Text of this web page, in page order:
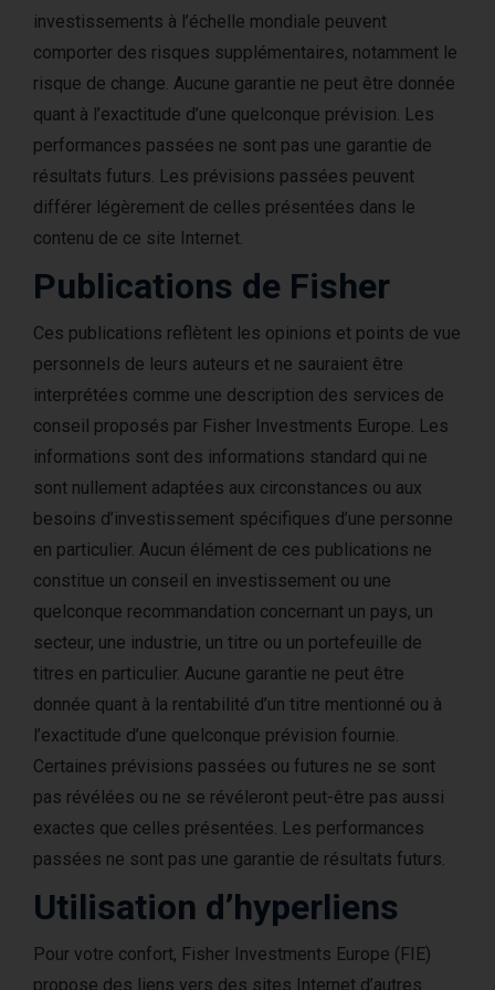
investissements à l’échelle mondiale peuvent
comporter des risques supplémentaires, notamment le
risque de change. Aucune garantie ne peut être donnée
quant à l’exactitude d’une quelconque prévision. Les
performances passées ne sont pas une garantie de
résultats futurs. Les prévisions passées peuvent
différer légèrement de celles présentées dans le
contenu de ce site Internet.
Publications de Fisher
Ces publications reflètent les opinions et points de vue
personnels de leurs auteurs et ne sauraient être
interprétées comme une description des services de
conseil proposés par Fisher Investments Europe. Les
informations sont des informations standard qui ne
sont nullement adaptées aux circonstances ou aux
besoins d’investissement spécifiques d’une personne
en particulier. Aucun élément de ces publications ne
constitue un conseil en investissement ou une
quelconque recommandation concernant un pays, un
secteur, une industrie, un titre ou un portefeuille de
titres en particulier. Aucune garantie ne peut être
donnée quant à la rentabilité d’un titre mentionné ou à
l’exactitude d’une quelconque prévision fournie.
Certaines prévisions passées ou futures ne se sont
pas révélées ou ne se révéleront peut-être pas aussi
exactes que celles présentées. Les performances
passées ne sont pas une garantie de résultats futurs.
Utilisation d’hyperliens
Pour votre confort, Fisher Investments Europe (FIE)
propose des liens vers des sites Internet d’autres